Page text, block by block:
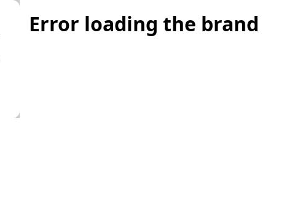
Error loading the brand